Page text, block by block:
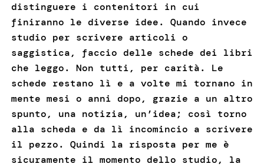
distinguere i contenitori in cui
finiranno le diverse idee. Quando invece
studio per scrivere articoli o
saggistica, faccio delle schede dei libri
che leggo. Non tutti, per carità. Le
schede restano lì e a volte mi tornano in
mente mesi o anni dopo, grazie a un altro
spunto, una notizia, un’idea; così torno
alla scheda e da lì incomincio a scrivere
il pezzo. Quindi la risposta per me è
sicuramente il momento dello studio, la